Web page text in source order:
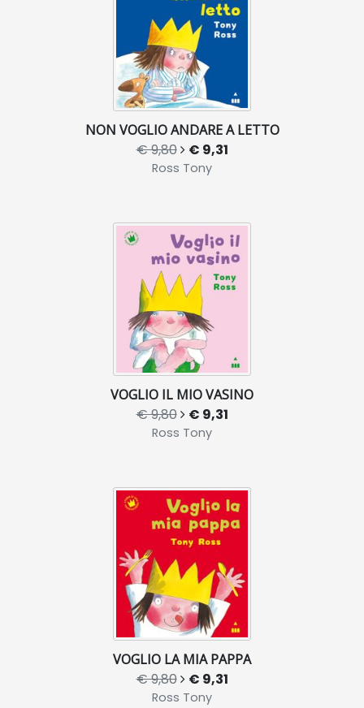
NON VOGLIO ANDARE A LETTO
€ 9,80 € 9,31
Ross Tony
VOGLIO IL MIO VASINO
€ 9,80 € 9,31
Ross Tony
VOGLIO LA MIA PAPPA
€ 9,80 € 9,31
Ross Tony